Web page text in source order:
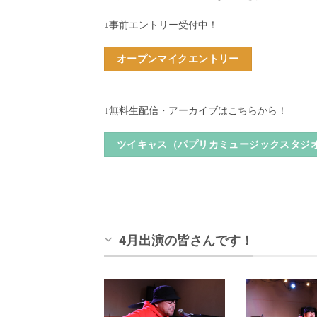
↓事前エントリー受付中！
オープンマイクエントリー
↓無料生配信・アーカイブはこちらから！
ツイキャス（パプリカミュージックスタジ
4月出演の皆さんです！